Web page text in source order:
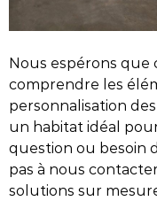
Nous espérons que
comprendre les
personnalisation
un habitat idéal
question ou besoin
pas à nous
solutions sur